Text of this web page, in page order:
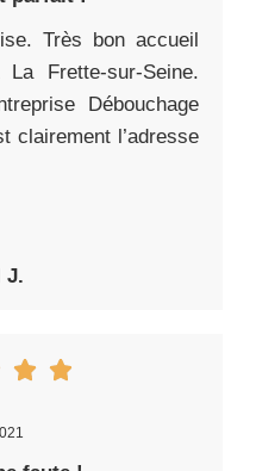
Très bon accueil
Frette-sur-Seine.
Débouchage
clairement l’adresse
J.